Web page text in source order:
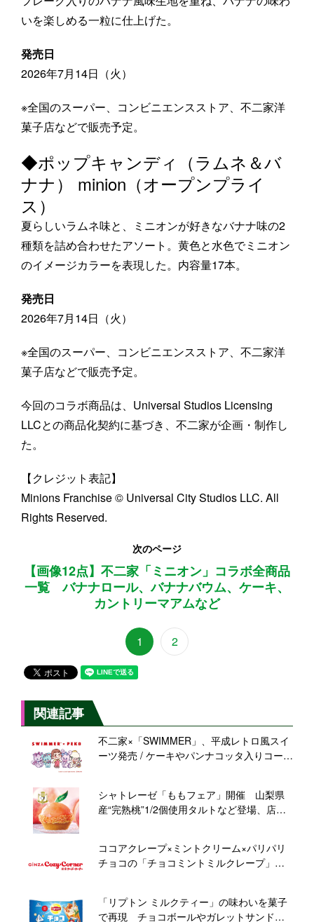
いを楽しめる一粒に仕上げた。
発売日
2026年7月14日（火）
※全国のスーパー、コンビニエンスストア、不二家洋
菓子店などで販売予定。
◆ポップキャンディ（ラムネ＆バ
ナナ） minion（オープンプライ
ス）
夏らしいラムネ味と、ミニオンが好きなバナナ味の2
種類を詰め合わせたアソート。黄色と水色でミニオン
のイメージカラーを表現した。内容量17本。
発売日
2026年7月14日（火）
※全国のスーパー、コンビニエンスストア、不二家洋
菓子店などで販売予定。
今回のコラボ商品は、Universal Studios Licensing
LLCとの商品化契約に基づき、不二家が企画・制作し
た。
【クレジット表記】
Minions Franchise © Universal City Studios LLC. All
Rights Reserved.
次のページ
【画像12点】不二家「ミニオン」コラボ全商品
一覧 バナナロール、バナナバウム、ケーキ、
カントリーマアムなど
1 2
関連記事
不二家×「SWIMMER」、平成レトロ風スイ
ーツ発売 / ケーキやパンナコッタ入りコーヒ
シャトレーゼ「ももフェア」開催 山梨県
産“完熟桃”1/2個使用タルトなど登場、店舗
ココアクレープ×ミントクリーム×パリパリ
チョコの「チョコミントミルクレープ」、
「リプトン ミルクティー」の味わいを菓子
で再現 チョコボールやガレットサンドな